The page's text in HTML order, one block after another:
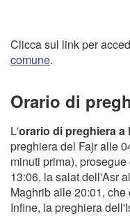
Clicca sul link per
comune.
Orario di
L'orario di preghiera a
preghiera del Fajr alle
minuti prima),
13:06, la salat dell'Asr
Maghrib alle 20:01,
Infine, la preghiera